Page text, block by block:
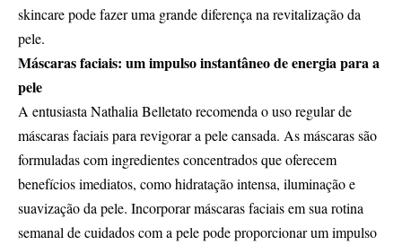
skincare pode fazer uma grande diferença na revitalização da
pele.
Máscaras faciais: um impulso instantâneo de energia para a
pele
A entusiasta Nathalia Belletato recomenda o uso regular de
máscaras faciais para revigorar a pele cansada. As máscaras são
formuladas com ingredientes concentrados que oferecem
benefícios imediatos, como hidratação intensa, iluminação e
suavização da pele. Incorporar máscaras faciais em sua rotina
semanal de cuidados com a pele pode proporcionar um impulso